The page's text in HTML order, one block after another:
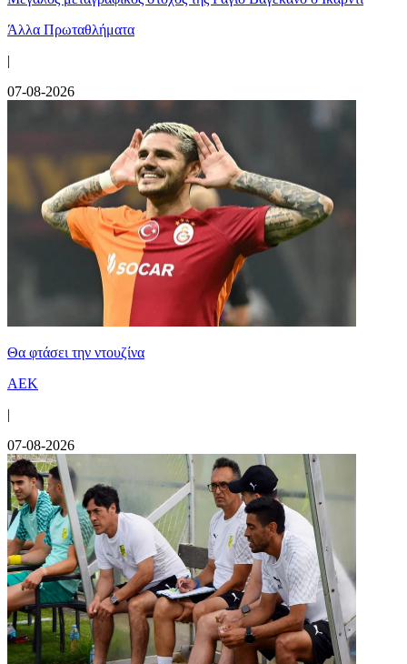
Άλλα Πρωταθλήματα
|
07-08-2026
Θα φτάσει την ντουζίνα
ΑΕΚ
|
07-08-2026